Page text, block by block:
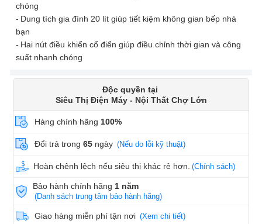
chóng
Dung tích gia đình 20 lít giúp tiết kiệm không gian bếp nhà
bạn
Hai nút điều khiển cổ điển giúp điều chỉnh thời gian và công
suất nhanh chóng
Độc quyền tại
Siêu Thị Điện Máy - Nội Thất Chợ Lớn
Hàng chính hãng 100%
Đổi trả trong 65 ngày (Nếu do lỗi kỹ thuật)
Hoàn chênh lệch nếu siêu thị khác rẻ hơn. (Chính sách)
Bảo hành chính hãng 1 năm
(Danh sách trung tâm bảo hành hãng)
Giao hàng miễn phí tận nơi (Xem chi tiết)